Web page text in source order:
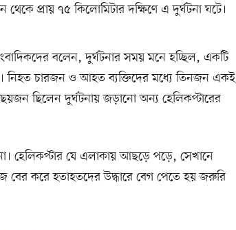
থেকে প্রায় ৭৫ কিলোমিটার দক্ষিণে এ দুর্ঘটনা ঘটে।
বলেন, দুর্ঘটনার সময় মনে হচ্ছিল, একটি
নিহত চারজন ও আহত ব্যক্তিদের মধ্যে তিনজন একই
ছিলেন দুর্ঘটনায় জড়ানো অন্য হেলিকপ্টারের
হেলিকপ্টার যে এলাকায় আছড়ে পড়ে, সেখানে
বের করে হতাহতদের উদ্ধারে বেগ পেতে হয় জরুরি